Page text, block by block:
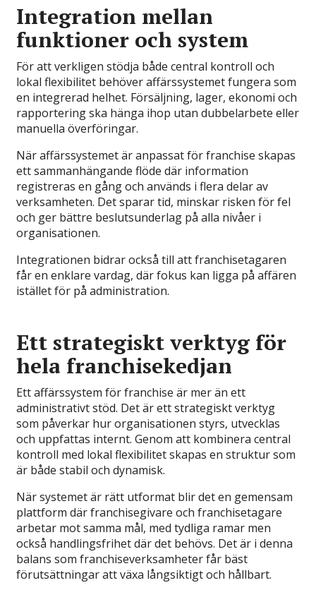
Integration mellan
funktioner och system
För att verkligen stödja både central kontroll och
lokal flexibilitet behöver affärssystemet fungera som
en integrerad helhet. Försäljning, lager, ekonomi och
rapportering ska hänga ihop utan dubbelarbete eller
manuella överföringar.
När affärssystemet är anpassat för franchise skapas
ett sammanhängande flöde där information
registreras en gång och används i flera delar av
verksamheten. Det sparar tid, minskar risken för fel
och ger bättre beslutsunderlag på alla nivåer i
organisationen.
Integrationen bidrar också till att franchisetagaren
får en enklare vardag, där fokus kan ligga på affären
istället för på administration.
Ett strategiskt verktyg för
hela franchisekedjan
Ett affärssystem för franchise är mer än ett
administrativt stöd. Det är ett strategiskt verktyg
som påverkar hur organisationen styrs, utvecklas
och uppfattas internt. Genom att kombinera central
kontroll med lokal flexibilitet skapas en struktur som
är både stabil och dynamisk.
När systemet är rätt utformat blir det en gemensam
plattform där franchisegivare och franchisetagare
arbetar mot samma mål, med tydliga ramar men
också handlingsfrihet där det behövs. Det är i denna
balans som franchiseverksamheter får bäst
förutsättningar att växa långsiktigt och hållbart.